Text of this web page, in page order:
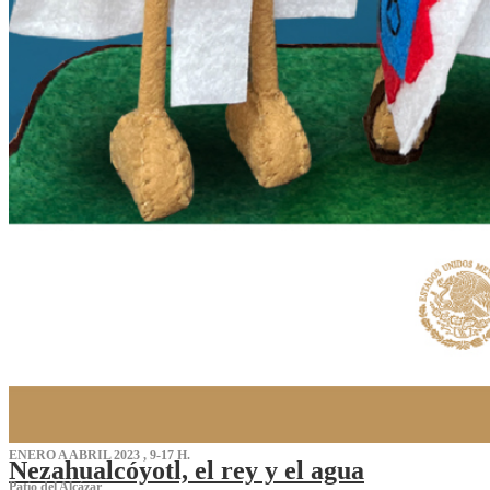
ENERO A ABRIL 2023 , 9-17 H.
Nezahualcóyotl, el rey y el agua